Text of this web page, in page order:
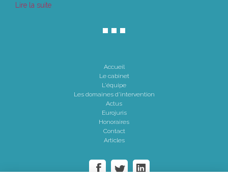
Lire la suite
Accueil
Le cabinet
L'équipe
Les domaines d'intervention
Actus
Eurojuris
Honoraires
Contact
Articles